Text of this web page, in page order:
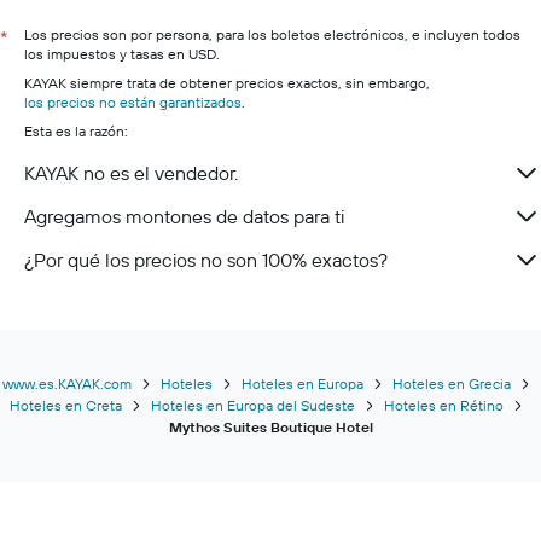
*
Los precios son por persona, para los boletos electrónicos, e incluyen todos
los impuestos y tasas en USD.
KAYAK siempre trata de obtener precios exactos, sin embargo,
los precios no están garantizados.
Esta es la razón:
KAYAK no es el vendedor.
Agregamos montones de datos para ti
¿Por qué los precios no son 100% exactos?
www.es.KAYAK.com Hoteles Hoteles en Europa
Hoteles en Grecia
Hoteles en Creta
Hoteles en Europa del Sudeste
Hoteles en Rétino
Mythos Suites Boutique Hotel